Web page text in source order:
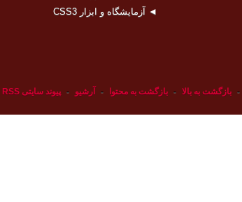
◄ آزمایشگاه و ابزار CSS3
- بازگشت به بالا - بازگشت به محتوا - آرشیو - پیوند سایتی RSS